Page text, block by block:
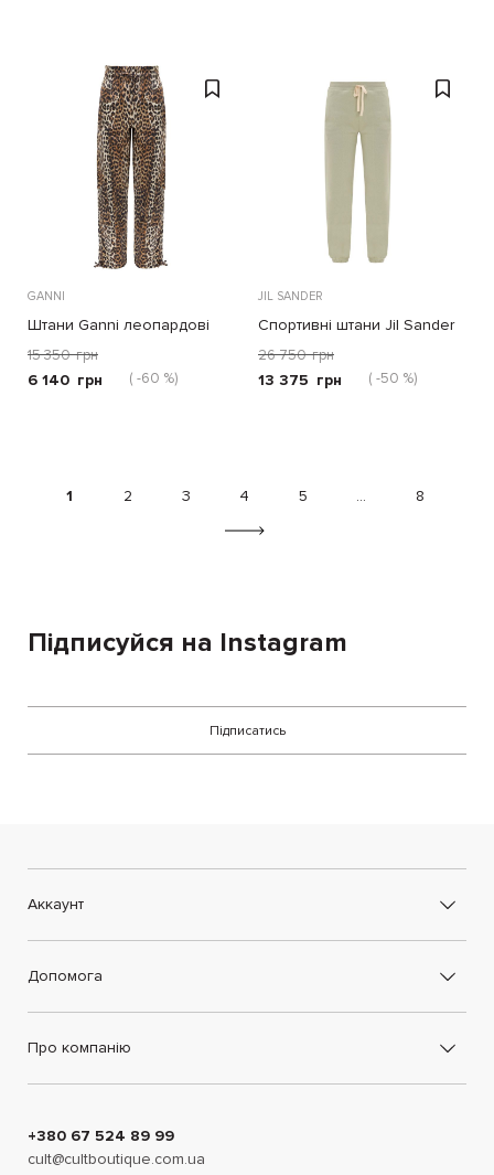
GANNI
Штани Ganni леопардові
15 350 грн
6 140 грн ( -60 %)
JIL SANDER
Спортивні штани Jil Sander
салатові
26 750 грн
13 375 грн ( -50 %)
1 2 3 4 5 ... 8
Підписуйся на Instagram
Підписатись
Аккаунт
Допомога
Про компанію
+380 67 524 89 99
cult@cultboutique.com.ua